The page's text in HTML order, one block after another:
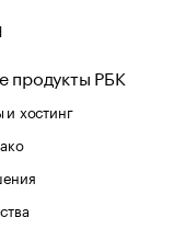
продукты РБК
хостинг